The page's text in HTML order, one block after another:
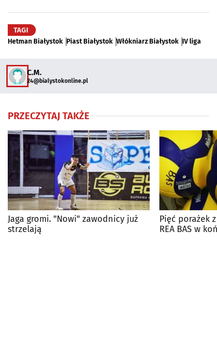
TAGI
Hetman Białystok Piast Białystok Włókniarz Białystok IV liga
C.M.
24@bialystokonline.pl
PRZECZYTAJ TAKŻE
Jaga gromi. "Nowi" zawodnicy już
strzelają
Pięć porażek
REA BAS w